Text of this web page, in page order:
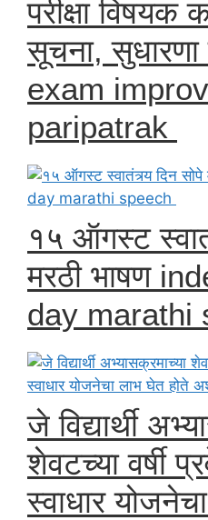
परीक्षा विषयक
सूचना,
exam
paripatrak
१५ ऑगस्ट
मरठी भाषण
day marathi
जे विद्यार्थी
शेवटच्या वर्षी
स्वाधार